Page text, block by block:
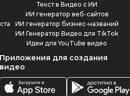
Текст в Видео с ИИ
ИИ генератор веб-сайтов
ИИ генератор бизнес-названий
ИИ Генератор Видео для TikTok
Идеи для YouTube видео
Приложения для создания
видео